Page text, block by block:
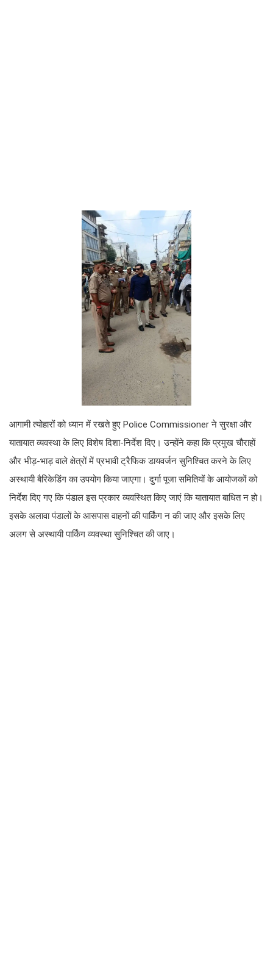
आगामी त्योहारों को ध्यान में रखते हुए Police Commissioner ने सुरक्षा और
यातायात व्यवस्था के लिए विशेष दिशा-निर्देश दिए। उन्होंने कहा कि प्रमुख चौराहों
और भीड़-भाड़ वाले क्षेत्रों में प्रभावी ट्रैफिक डायवर्जन सुनिश्चित करने के लिए
अस्थायी बैरिकेडिंग का उपयोग किया जाएगा। दुर्गा पूजा समितियों के आयोजकों को
निर्देश दिए गए कि पंडाल इस प्रकार व्यवस्थित किए जाएं कि यातायात बाधित न हो।
इसके अलावा पंडालों के आसपास वाहनों की पार्किंग न की जाए और इसके लिए
अलग से अस्थायी पार्किंग व्यवस्था सुनिश्चित की जाए।